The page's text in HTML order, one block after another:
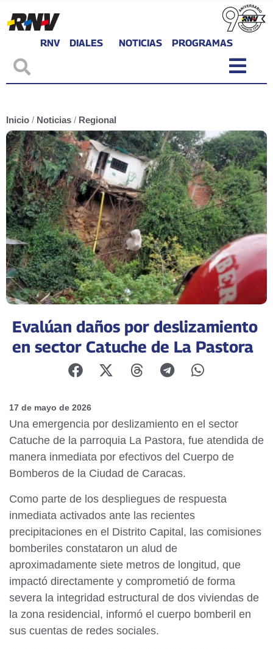
RNV DIALES NOTICIAS PROGRAMAS
Inicio / Noticias / Regional
Evalúan daños por deslizamiento
en sector Catuche de La Pastora
17 de mayo de 2026
Una emergencia por deslizamiento en el sector
Catuche de la parroquia La Pastora, fue atendida de
manera inmediata por efectivos del Cuerpo de
Bomberos de la Ciudad de Caracas.
Como parte de los despliegues de respuesta
inmediata activados ante las recientes
precipitaciones en el Distrito Capital, las comisiones
bomberiles constataron un alud de
aproximadamente siete metros de longitud, que
impactó directamente y comprometió de forma
severa la integridad estructural de dos viviendas de
la zona residencial, informó el cuerpo bomberil en
sus cuentas de redes sociales.